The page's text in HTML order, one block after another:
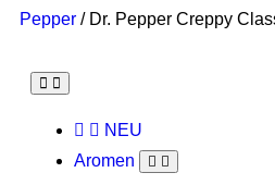
Pepper / Dr. Pepper Creppy
NEU
Aromen